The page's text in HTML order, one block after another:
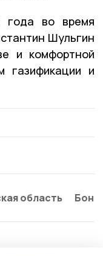
во время
Шульгин
и комфортной
газификации и
область